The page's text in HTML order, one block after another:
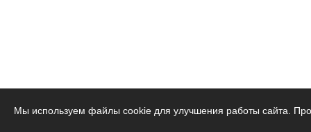
Мы используем файлы cookie для улучшения работы сайта.